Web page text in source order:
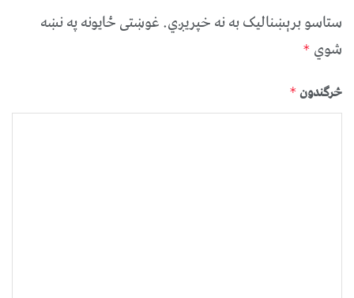
ستاسو برېښناليک به نه خپريږي.غوښتى ځایونه په نښه
شوي *
څرگندون *